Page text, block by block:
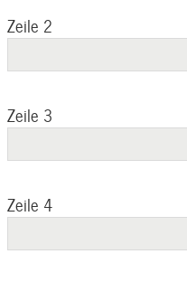
Zeile 2
Zeile 3
Zeile 4